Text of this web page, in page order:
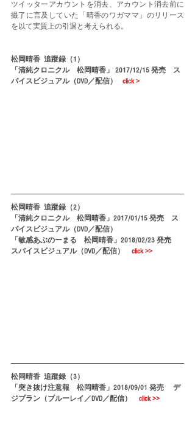
ツイッターアカウントを消去、アカウント消去前に
撮了に言及していた「晴香のワガママ」のリリース
を以て実質上の引退と考えられる。
松岡晴香  追蹤録（1 ）
「清純クロニクル　松岡晴香」 2017/12/15 発売　ス
パイスビジュアル（DVD／配信） click >
松岡晴香  追蹤録（2）
「清純クロニクル　松岡晴香」2017/01/15 発売　ス
パイスビジュアル（DVD／配信）
「敏感あぶのーまる　松岡晴香」2018/02/23 発売
スパイスビジュアル（DVD／配信） click >>
松岡晴香  追蹤録（3）
「突き抜け注意報　松岡晴香」2018/09/01 発売　 デ
ジプラン（ブルーレイ／DVD／配信） click >>